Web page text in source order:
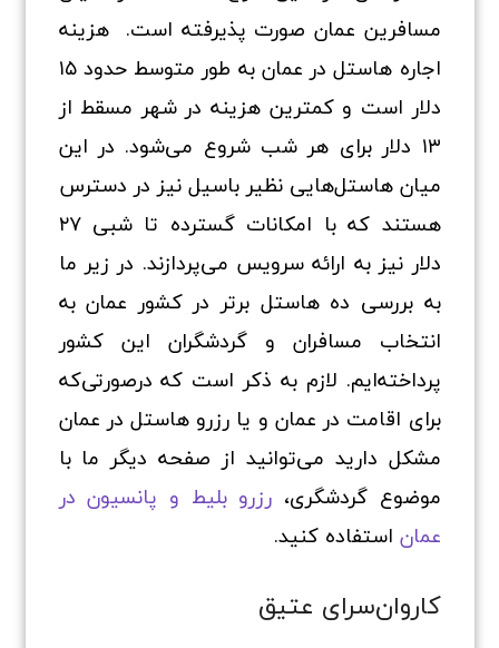
مسافرین عمان صورت پذیرفته است. هزینه
اجاره هاستل در عمان به طور متوسط حدود ۱۵
دلار است و کمترین هزینه در شهر مسقط از
۱۳ دلار برای هر شب شروع می‌شود. در این
میان هاستل‌هایی نظیر باسیل نیز در دسترس
هستند که با امکانات گسترده تا شبی ۲۷
دلار نیز به ارائه سرویس می‌پردازند. در زیر ما
به بررسی ده هاستل برتر در کشور عمان به
انتخاب مسافران و گردشگران این کشور
پرداخته‌ایم. لازم به ذکر است که درصورتی‌که
برای اقامت در عمان و یا رزرو هاستل در عمان
مشکل دارید می‌توانید از صفحه دیگر ما با
موضوع گردشگری، رزرو بلیط و پانسیون در
عمان استفاده کنید.
کاروان‌سرای عتیق